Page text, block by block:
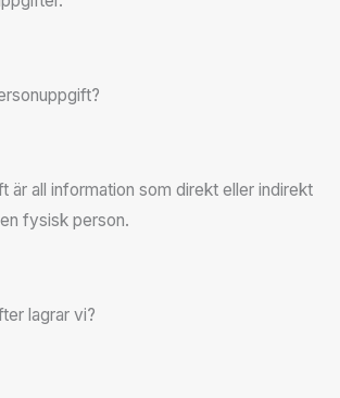
är all information som direkt eller indirekt
fysisk person.
lagrar vi?